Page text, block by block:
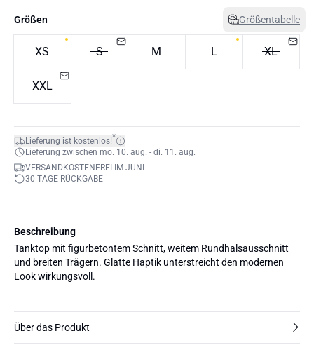
Größen Größentabelle
XS S M L XL
XXL
Lieferung ist kostenlos!*
Lieferung zwischen mo. 10. aug. - di. 11. aug.
VERSANDKOSTENFREI IM JUNI
30 TAGE RÜCKGABE
Beschreibung
Tanktop mit figurbetontem Schnitt, weitem Rundhalsausschnitt
und breiten Trägern. Glatte Haptik unterstreicht den modernen
Look wirkungsvoll.
Über das Produkt